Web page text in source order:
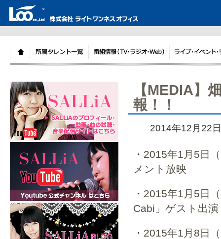
【MEDIA】
報！！
2014年12月22
・2015年1月5日
メント放映
・2015年1月5日
Cabi」ゲスト出演
・2015年1月8日